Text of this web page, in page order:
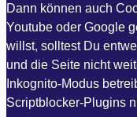
Dann können auch
Youtube oder Google
willst, solltest Du
und die Seite nicht
Inkognito-Modus
Scriptblocker-Plugins